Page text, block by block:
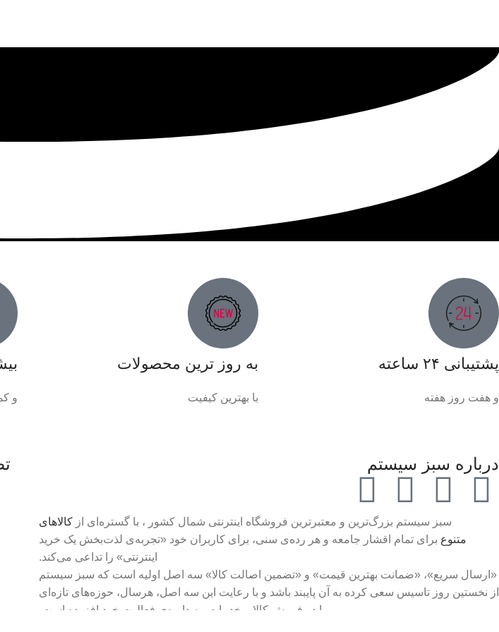
پشتیبانی ۲۴ ساعته
و هفت روز هفته
به روز ترین محصولات
با بهترین کیفیت و
درباره سبز سیستم
سبز سیستم بزرگ‌ترین و معتبرترین فروشگاه اینترنتی شمال کشور ، با گستره‌ای از کالاهای
متنوع برای تمام اقشار جامعه و هر رده‌ی سنی، برای کاربران خود «تجربه‌ی لذت‌بخش یک خرید
اینترنتی» را تداعی می‌کند.
«ارسال سریع»، «ضمانت بهترین قیمت» و «تضمین اصالت کالا» سه اصل اولیه است که سبز سیستم
از نخستین روز تاسیس سعی کرده به آن پایبند باشد و با رعایت این سه اصل، هرسال، حوزه‌های تازه‌ای
را در فروش کالا و خدمات، به دایره‌ی فعالیت خود افزوده است.